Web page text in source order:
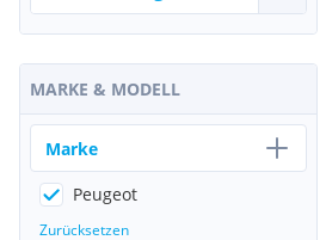
MARKE & MODELL
Marke
Peugeot
Zurücksetzen